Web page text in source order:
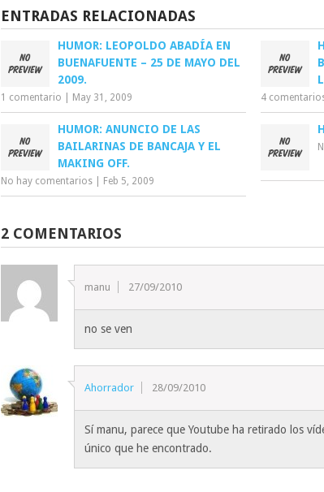
ENTRADAS RELACIONADAS
HUMOR: LEOPOLDO ABADÍA EN
BUENAFUENTE – 25 DE MAYO DEL
2009.
1 comentario May 31, 2009 4
HUMOR: ANUNCIO DE LAS
BAILARINAS DE BANCAJA Y EL
MAKING OFF.
No hay comentarios Feb 5, 2009
2 COMENTARIOS
manu 27/09/2010
no se ven
Ahorrador 28/09/2010
Sí manu, parece que Youtube ha retirado los
único que he encontrado.